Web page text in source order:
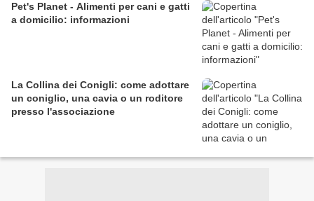
Pet's Planet - Alimenti per cani e gatti
a domicilio: informazioni
La Collina dei Conigli: come adottare
un coniglio, una cavia o un roditore
presso l'associazione